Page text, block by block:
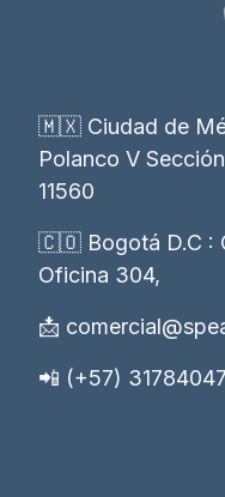
🇲🇽 Ciudad de
Polanco V
11560
🇨🇴 Bogotá D.C :
Oficina 304,
📩
📲 (+57)